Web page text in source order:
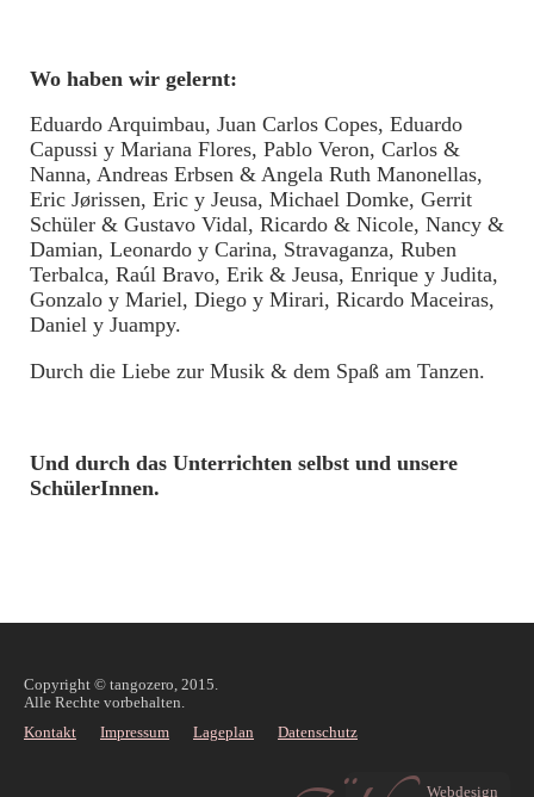
Wo haben wir gelernt:
Eduardo Arquimbau, Juan Carlos Copes, Eduardo
Capussi y Mariana Flores, Pablo Veron, Carlos &
Nanna, Andreas Erbsen & Angela Ruth Manonellas,
Eric Jørissen, Eric y Jeusa, Michael Domke, Gerrit
Schüler & Gustavo Vidal, Ricardo & Nicole, Nancy &
Damian, Leonardo y Carina, Stravaganza, Ruben
Terbalca, Raúl Bravo, Erik & Jeusa, Enrique y Judita,
Gonzalo y Mariel, Diego y Mirari, Ricardo Maceiras,
Daniel y Juampy.
Durch die Liebe zur Musik & dem Spaß am Tanzen.
Und durch das Unterrichten selbst und unsere
SchülerInnen.
Copyright © tangozero, 2015.
Alle Rechte vorbehalten.
Kontakt
Impressum Lageplan Datenschutz
Webdesign